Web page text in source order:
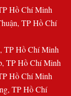
Hồ Chí Minh
TP Hồ Chí
TP Hồ Chí Minh
TP Hồ Chí Minh
Hồ Chí Minh
TP Hồ Chí